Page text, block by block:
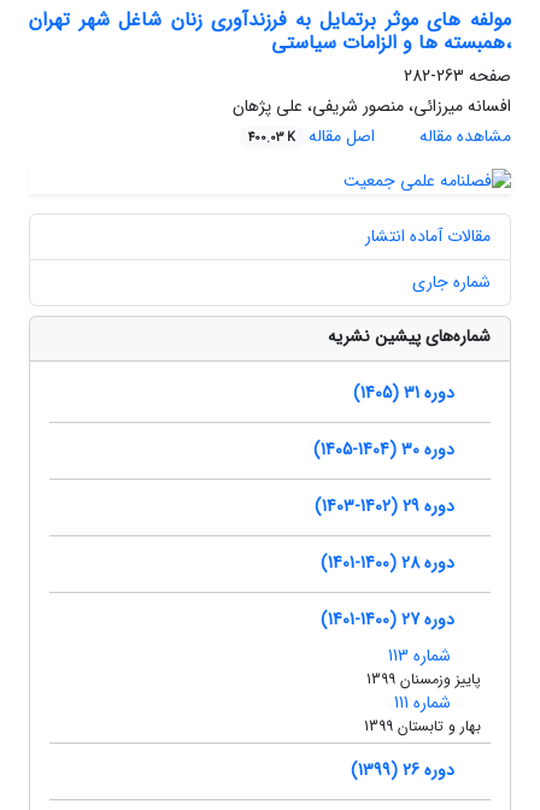
مولفه های موثر برتمایل به فرزندآوری زنان شاغل شهر تهران
،همبسته ها و الزامات سیاستی
صفحه 263-282
افسانه میرزائی، منصور شریفی، علی پژهان
مشاهده مقاله
اصل مقاله 400.03 K
مقالات آماده انتشار
شماره جاری
شماره‌های پیشین نشریه
دوره 31 (1405)
دوره 30 (1404-1405)
دوره 29 (1402-1403)
دوره 28 (1400-1401)
دوره 27 (1400-1401)
شماره 113
پاییز وزمسنان 1399
شماره 111
بهار و تابستان 1399
دوره 26 (1399)